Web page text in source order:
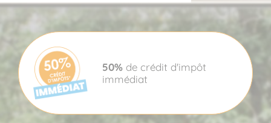
50% de crédit d'impôt
immédiat